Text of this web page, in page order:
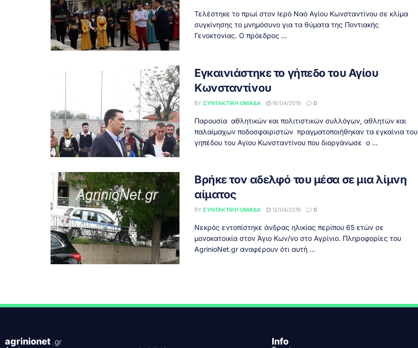
Τελέστηκε το πρωί στον Ιερό Ναό Αγίου Κωνσταντίνου σε κλίμα
συγκίνησης το μνημόσυνο για τα θύματα της Ποντιακής
Γενοκτονίας. Ο πρόεδρος ...
Εγκαινιάστηκε το γήπεδο του Αγίου
Κωνσταντίνου
BY ΣΥΝΤΑΚΤΙΚΉ ΟΜΆΔΑ 16/04/2019 0
Παρουσία αθλητικών και πολιτιστικών συλλόγων, αθλητών και
παλαίμαχων ποδοσφαιριστών πραγματοποιήθηκαν τα εγκαίνια του
γηπέδου του Αγίου Κωνσταντίνου που διοργάνωσε ο ...
Βρήκε τον αδελφό του μέσα σε μια λίμνη
αίματος
BY ΣΥΝΤΑΚΤΙΚΉ ΟΜΆΔΑ 12/04/2019 0
Νεκρός εντοπίστηκε άνδρας ηλικίας περίπου 65 ετών σε
μονοκατοικία στον Άγιο Κων/νο στο Αγρίνιο. Πληροφορίες του
AgrinioNet.gr αναφέρουν ότι αυτή ...
agrinionet .gr Info